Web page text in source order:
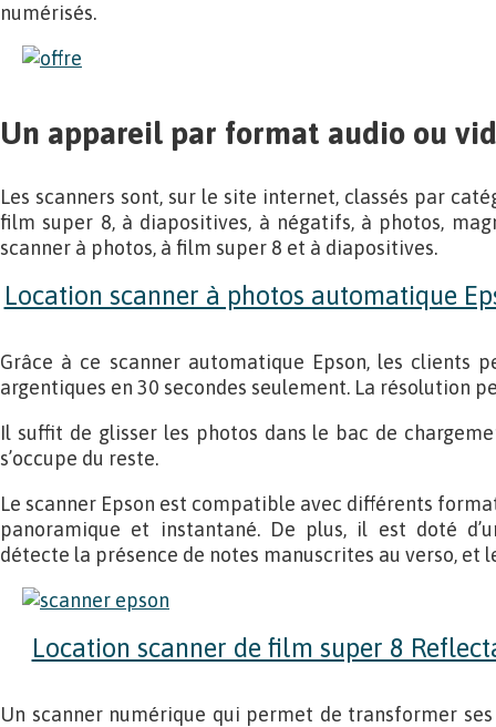
numérisés.
Un appareil par format audio ou
Les scanners sont, sur le site internet, classés par
film super 8, à diapositives, à négatifs, à photos,
scanner à photos, à film super 8 et à diapositives.
Location scanner à photos automatique
Grâce à ce scanner automatique Epson, les clients
argentiques en 30 secondes seulement. La résolution
Il suffit de glisser les photos dans le bac de
s’occupe du reste.
Le scanner Epson est compatible avec différents
panoramique et instantané. De plus, il est doté
détecte la présence de notes manuscrites au verso, et
Location scanner de film super 8
Un scanner numérique qui permet de transformer